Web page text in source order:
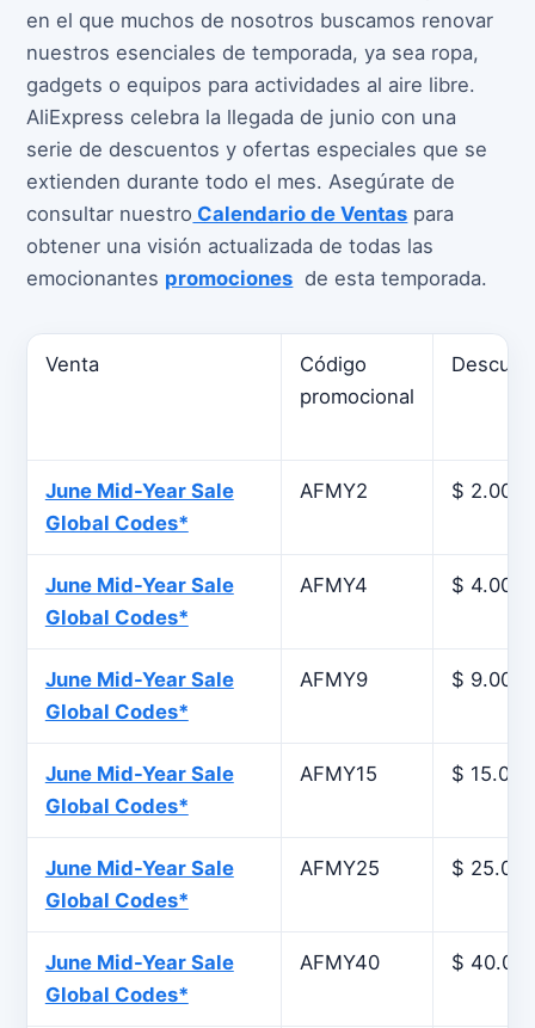
en el que muchos de nosotros buscamos renovar
nuestros esenciales de temporada, ya sea ropa,
gadgets o equipos para actividades al aire libre.
AliExpress celebra la llegada de junio con una
serie de descuentos y ofertas especiales que se
extienden durante todo el mes. Asegúrate de
consultar nuestro Calendario de Ventas para
obtener una visión actualizada de todas las
emocionantes promociones de esta temporada.
Venta
Código
promocional
June Mid-Year Sale
Global Codes*
AFMY2 $ 2.00
June Mid-Year Sale
Global Codes*
AFMY4 $ 4.00
June Mid-Year Sale
Global Codes*
AFMY9 $ 9.00
June Mid-Year Sale
Global Codes*
AFMY15 $ 15.00
June Mid-Year Sale
Global Codes*
AFMY25 $ 25.00
June Mid-Year Sale
Global Codes*
AFMY40 $ 40.00